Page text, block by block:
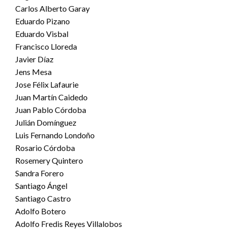
Carlos Alberto Garay
Eduardo Pizano
Eduardo Visbal
Francisco Lloreda
Javier Díaz
Jens Mesa
Jose Félix Lafaurie
Juan Martín Caidedo
Juan Pablo Córdoba
Julián Domínguez
Luis Fernando Londoño
Rosario Córdoba
Rosemery Quintero
Sandra Forero
Santiago Ángel
Santiago Castro
Adolfo Botero
Adolfo Fredis Reyes Villalobos